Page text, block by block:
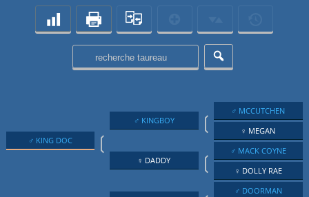
♂ KING DOC ❲
♂ KINGBOY ❲
♂ MCCUTCHEN
♀ MEGAN
♀ DADDY ❲
♂ MACK COYNE
♀ DOLLY RAE
♂ DOORMAN